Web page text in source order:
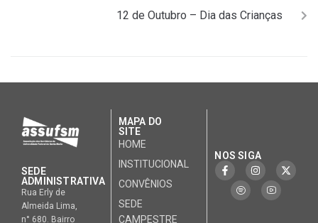
12 de Outubro – Dia das Crianças
SEDE
ADMINISTRATIVA
Rua Erly de
Almeida Lima,
n° 680. Bairro
MAPA DO
SITE
HOME
INSTITUCIONAL
CONVÊNIOS
SEDE
CAMPESTRE
NOS SIGA